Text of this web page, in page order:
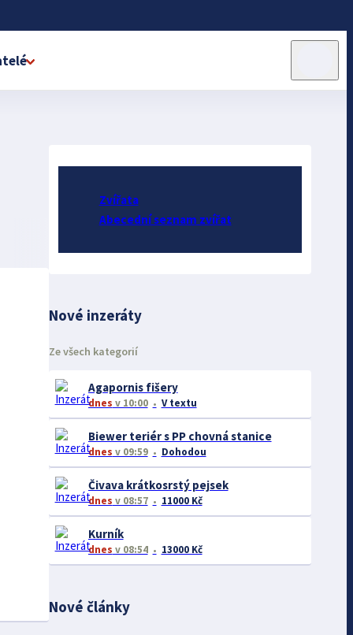
Zvířata
Abecední seznam zvířat
Nové inzeráty
Ze všech kategorií
Agapornis fišery
dnes v 10:00 V textu
Biewer teriér s PP chovná stanice
dnes v 09:59 Dohodou
Čivava krátkosrstý pejsek
dnes v 08:57 11000 Kč
Kurník
dnes v 08:54 13000 Kč
Nové články